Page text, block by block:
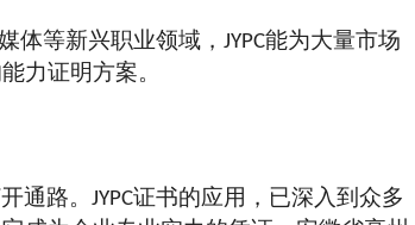
体等新兴职业领域，JYPC能为大量市场
力证明方案。
通路。JYPC证书的应用，已深入到众多